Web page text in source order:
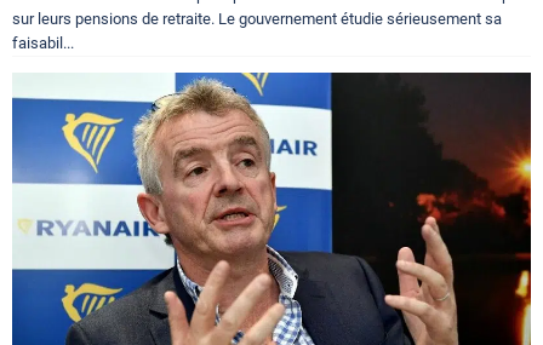
sur leurs pensions de retraite. Le gouvernement étudie sérieusement sa
faisabil...